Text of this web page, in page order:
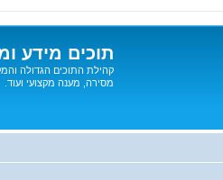
תוכים מידע
קהילת התוכים הגדולה
מסירה, מענה מקצועי ועוד.